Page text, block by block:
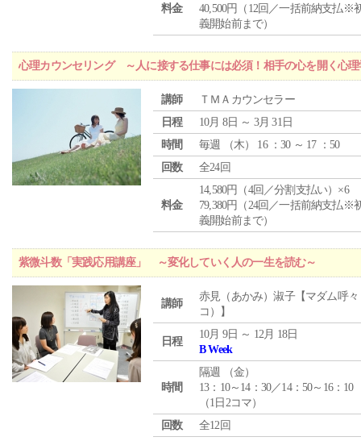
料金
40,500円（12回／一括前納支払※
義開始前まで）
心理カウンセリング ～人に接する仕事には必須！相手の心を開く心理
講師
ＴＭＡカウンセラー
日程
10月 8日 ～ 3月 31日
時間
毎週 （木） 16 ：30 ～ 17 ：50
回数
全24回
料金
14,580円（4回／分割支払い）×6
79,380円（24回／一括前納支払※
義開始前まで）
紫微斗数「実践応用講座」 ～変化していく人の一生を読む～
講師
赤見（あかみ）淑子【マダム呼々
コ）】
日程
10月 9日 ～ 12月 18日
B Week
時間
隔週 （金）
13：10～14：30／14：50～16：10
（1日2コマ）
回数
全12回